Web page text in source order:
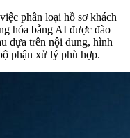
phân loại hồ sơ khách
hóa bằng AI được đào
dựa trên nội dung, hình
phận xử lý phù hợp.